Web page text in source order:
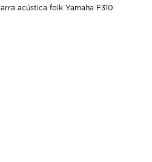
acústica folk Yamaha F310